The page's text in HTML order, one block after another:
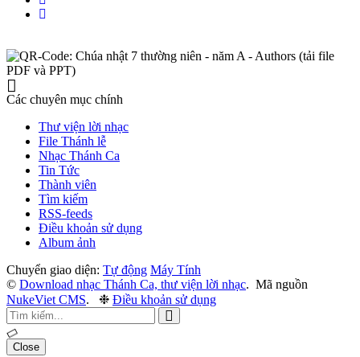
Các chuyên mục chính
Thư viện lời nhạc
File Thánh lễ
Nhạc Thánh Ca
Tin Tức
Thành viên
Tìm kiếm
RSS-feeds
Điều khoản sử dụng
Album ảnh
Chuyển giao diện: Tự động Máy Tính
© Download nhạc Thánh Ca, thư viện lời nhạc. Mã nguồn
NukeViet CMS. ❉ Điều khoản sử dụng
Close